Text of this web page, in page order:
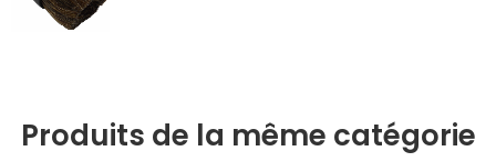
Produits de la même catégorie